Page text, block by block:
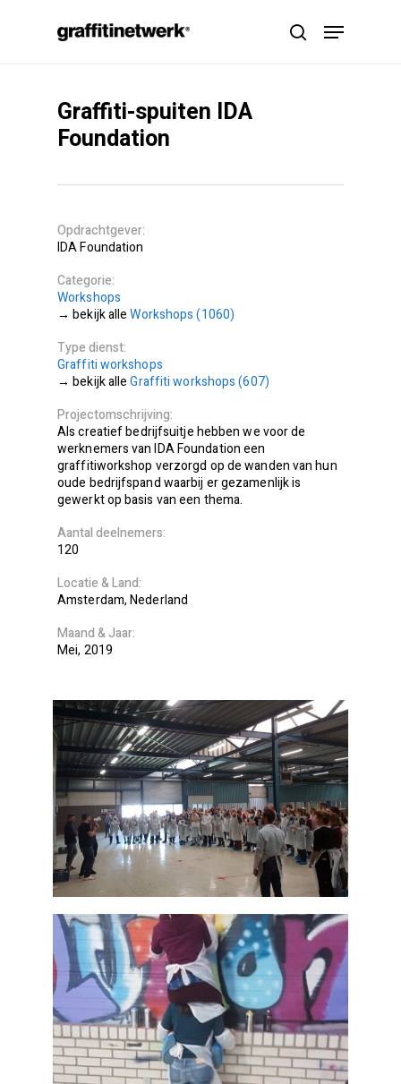
search
Menu
Graffiti-spuiten IDA
Foundation
Opdrachtgever
IDA Foundation
Categorie
Workshops
Workshops (1060)
Type dienst
Graffiti workshops
Graffiti workshops (607)
Projectomschrijving
Als creatief bedrijfsuitje hebben we voor de
werknemers van IDA Foundation een
graffitiworkshop verzorgd op de wanden van hun
oude bedrijfspand waarbij er gezamenlijk is
gewerkt op basis van een thema.
Aantal deelnemers
120
Locatie
Land
Amsterdam Nederland
Maand
Jaar
Mei 2019